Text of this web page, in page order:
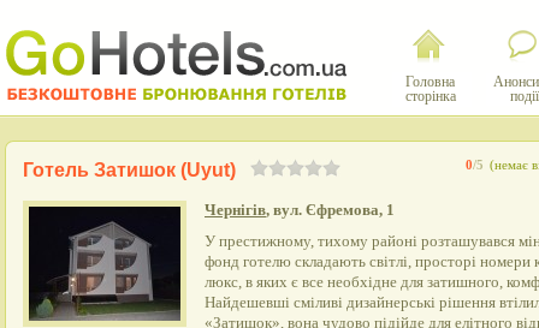
Головна
сторінка
події
0/5 (немає
Готель Затишок (Uyut)
Чернігів, вул. Єфремова, 1
У престижному, тихому районі розташувався
фонд готелю складають світлі, просторі номери
люкс, в яких є все необхідне для затишного,
Найдешевші сміливі дизайнерські рішення
«Затишок», вона чудово підійде для елітного